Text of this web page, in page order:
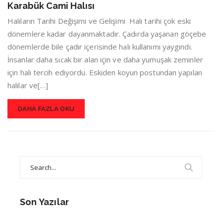
Karabük Cami Halısı
Halıların Tarihi Değişimi ve Gelişimi Halı tarihi çok eski
dönemlere kadar dayanmaktadır. Çadırda yaşanan göçebe
dönemlerde bile çadır içerisinde halı kullanımı yaygındı.
İnsanlar daha sıcak bir alan için ve daha yumuşak zeminler
için halı tercih ediyordu. Eskiden koyun postundan yapılan
halılar ve[…]
DAHA FAZLA OKU
Son Yazılar